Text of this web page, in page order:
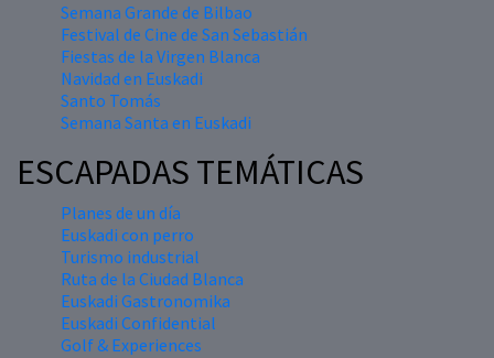
Semana Grande de Bilbao
Festival de Cine de San Sebastián
Fiestas de la Virgen Blanca
Navidad en Euskadi
Santo Tomás
Semana Santa en Euskadi
ESCAPADAS TEMÁTICAS
Planes de un día
Euskadi con perro
Turismo industrial
Ruta de la Ciudad Blanca
Euskadi Gastronomika
Euskadi Confidential
Golf & Experiences